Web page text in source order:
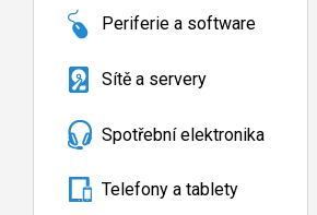
Periferie a software
Sítě a servery
Spotřební elektronika
Telefony a tablety